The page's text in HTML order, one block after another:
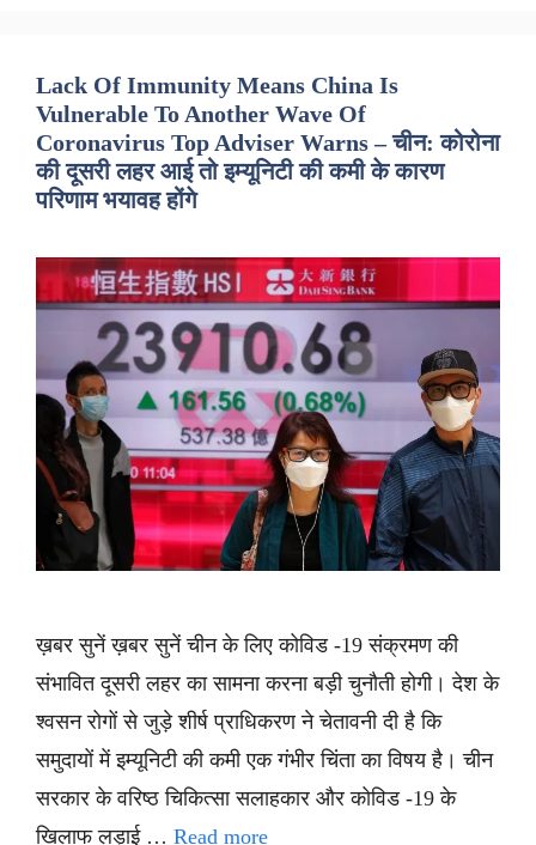
Lack Of Immunity Means China Is
Vulnerable To Another Wave Of
Coronavirus Top Adviser Warns – चीन: कोरोना
की दूसरी लहर आई तो इम्यूनिटी की कमी के कारण
परिणाम भयावह होंगे
ख़बर सुनें ख़बर सुनें चीन के लिए कोविड -19 संक्रमण की
संभावित दूसरी लहर का सामना करना बड़ी चुनौती होगी। देश के
श्वसन रोगों से जुड़े शीर्ष प्राधिकरण ने चेतावनी दी है कि
समुदायों में इम्यूनिटी की कमी एक गंभीर चिंता का विषय है। चीन
सरकार के वरिष्ठ चिकित्सा सलाहकार और कोविड -19 के
खिलाफ लड़ाई … Read more